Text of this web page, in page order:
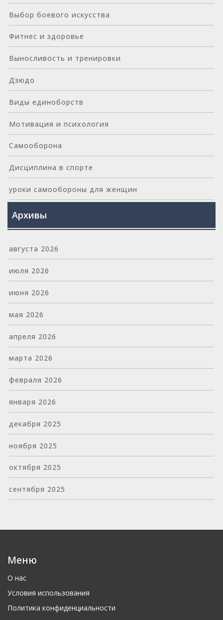
Выбор боевого искусства
Фитнес и здоровье
Выносливость и тренировки
Дзюдо
Виды единоборств
Мотивация и психология
Самооборона
Дисциплина в спорте
уроки самообороны для женщин
Архивы
августа 2026
июля 2026
июня 2026
мая 2026
апреля 2026
марта 2026
февраля 2026
января 2026
декабря 2025
ноября 2025
октября 2025
сентября 2025
Меню
О нас
Условия использования
Политика конфиденциальности